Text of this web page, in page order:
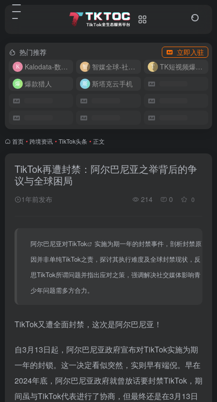
热门推荐
立即入驻
Kalodata-数据分析平台
智媒全球-社媒管理平台
TK短视频爆款复刻
爆款猎人
斯塔克云手机
首页 • 跨境资讯 • TikTok头条 • 正文
TikTok再遭封禁：阿尔巴尼亚之举背后的争
议与全球困局
1年前发布 214 0 0
阿尔巴尼亚对TikTok
实施为期一年的封禁事件，剖析封禁原
因并非单纯TikTok之责，探讨其执行难度及全球封禁现状，反
思TikTok所谓问题并指出应对之策，强调解决社交媒体影响青
少年问题需多方合力。
TikTok又遭全面封禁，这次是阿尔巴尼亚！
自3月13日起，阿尔巴尼亚政府宣布对TikTok实施为期
一年的封锁。这一决定看似突然，实则早有端倪。早在
2024年底，阿尔巴尼亚政府就曾放话要封禁TikTok，期
间虽与TikTok代表进行了协商，但最终还是在3月13日